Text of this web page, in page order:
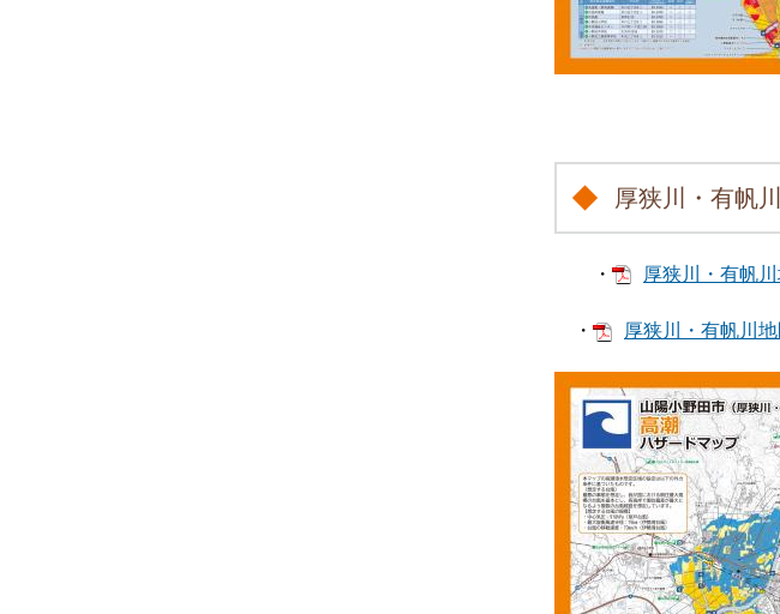
厚狭川・有帆
・ 厚狭川・有帆
・ 厚狭川・有帆川